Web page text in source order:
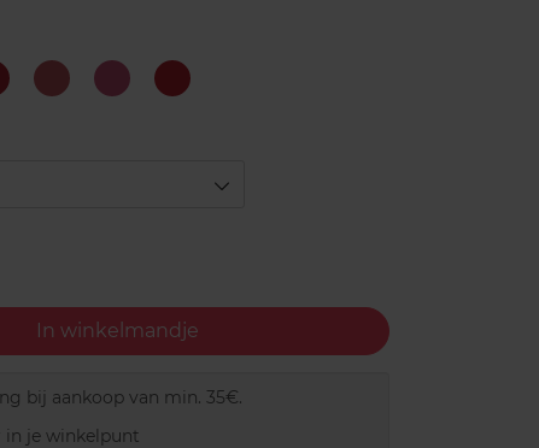
#5 #6
MysteriousHappy Blinding
In winkelmandje
bij aankoop van min. 35€.
je winkelpunt